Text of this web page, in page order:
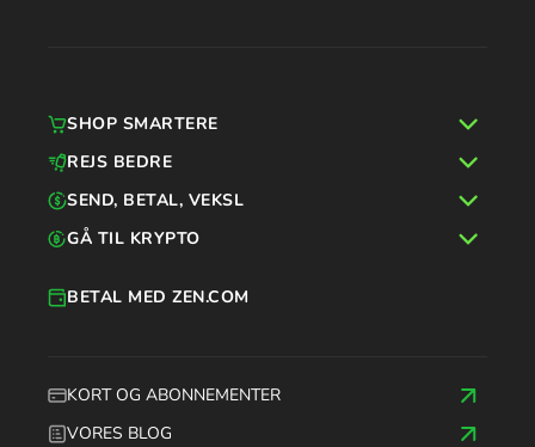
KORT OG ABONNEMENTER
VORES BLOG
BETAL MED ZEN.COM
SHOP SMARTERE
REJS BEDRE
SEND, BETAL, VEKSL
GÅ TIL KRYPTO